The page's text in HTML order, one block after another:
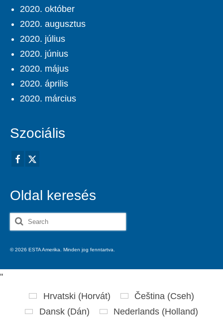
2020. október
2020. augusztus
2020. július
2020. június
2020. május
2020. április
2020. március
Szociális
Oldal keresés
Search
for:
© 2026 ESTA Amerika. Minden jog fenntartva.
''
Hrvatski (Horvát) Čeština (Cseh)
Dansk(Dán) Nederlands(Holland)